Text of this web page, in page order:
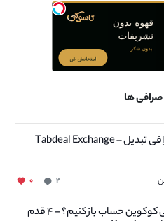
ها
نقد و بررسی صرافی تبدیل – Tabdeal Exchange
۲ ۰
چگونه در صرافی کوکوین حساب باز کنیم؟ - ۴ قدم